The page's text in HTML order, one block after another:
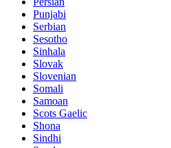
Punjabi
Serbian
Sesotho
Sinhala
Slovak
Slovenian
Somali
Samoan
Scots Gaelic
Shona
Sindhi